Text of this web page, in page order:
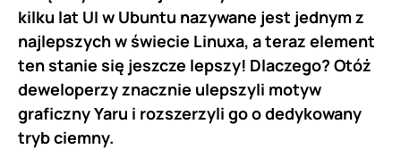
kilku lat UI w Ubuntu nazywane jest jednym z
najlepszych w świecie Linuxa, a teraz element
ten stanie się jeszcze lepszy! Dlaczego? Otóż
deweloperzy znacznie ulepszyli motyw
graficzny Yaru i rozszerzyli go o dedykowany
tryb ciemny.